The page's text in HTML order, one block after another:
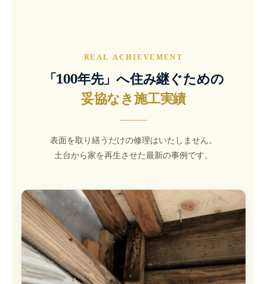
REAL ACHIEVEMENT
「100年先」へ住み継ぐための
妥協なき施工実績
表面を取り繕うだけの修理はいたしません。
土台から家を再生させた最新の事例です。